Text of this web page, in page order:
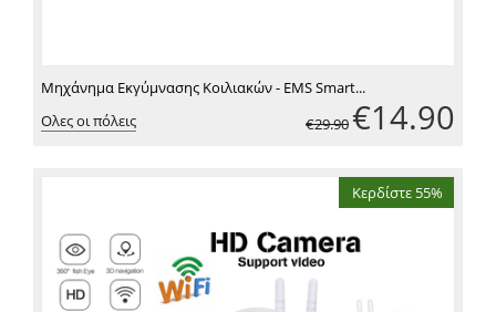
Μηχάνημα Εκγύμνασης Κοιλιακών - EMS Smart...
Ολες οι πόλεις
€29.90 €14.90
Κερδίστε 55%